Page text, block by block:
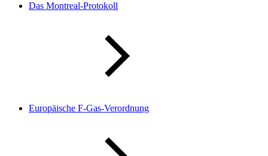
Das Montreal-Protokoll
Europäische F-Gas-Verordnung